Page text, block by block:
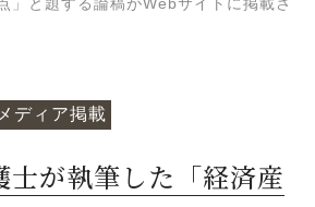
」と題する論稿がWebサイトに掲載さ
メディア掲載
士が執筆した「経済産